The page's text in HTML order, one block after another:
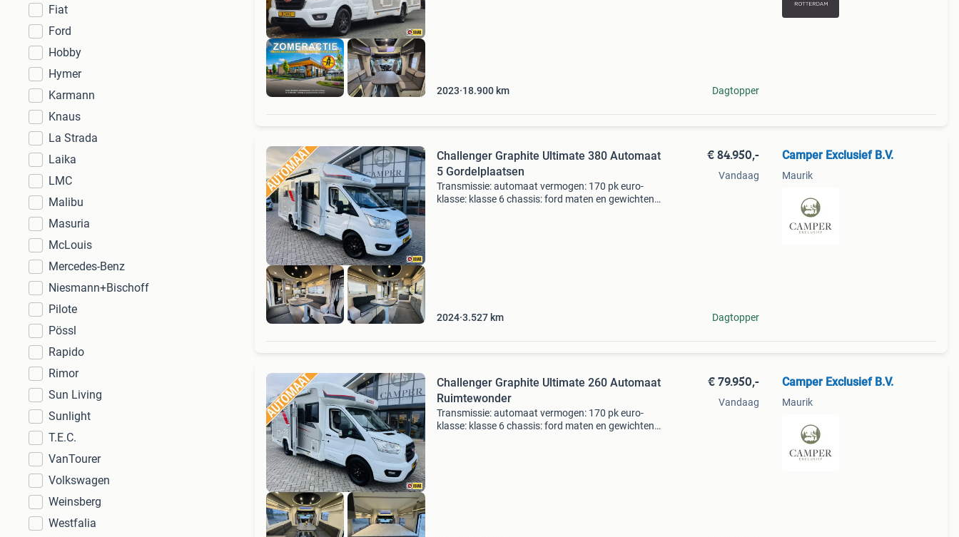
Fiat
Ford
Hobby
Hymer
Karmann
Knaus
La Strada
Laika
LMC
Malibu
Masuria
McLouis
Mercedes-Benz
Niesmann+Bischoff
Pilote
Pössl
Rapido
Rimor
Sun Living
Sunlight
T.E.C.
VanTourer
Volkswagen
Weinsberg
Westfalia
2023 18.900 km Dagtopper
Challenger Graphite Ultimate 380 Automaat
5 Gordelplaatsen
Transmissie: automaat vermogen: 170 pk euro-
klasse: klasse 6 chassis: ford maten en gewichten
2024 3.527 km
€ 84.950,-
Vandaag
Dagtopper
Camper Exclusief B.V.
Maurik
Challenger Graphite Ultimate 260 Automaat
Ruimtewonder
Transmissie: automaat vermogen: 170 pk euro-
klasse: klasse 6 chassis: ford maten en gewichten
€ 79.950,-
Vandaag
Camper Exclusief B.V.
Maurik